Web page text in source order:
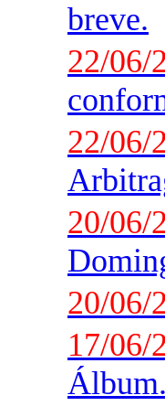
breve.
22/06/
22/06/
20/06/
20/06/
17/06/
Álbum.